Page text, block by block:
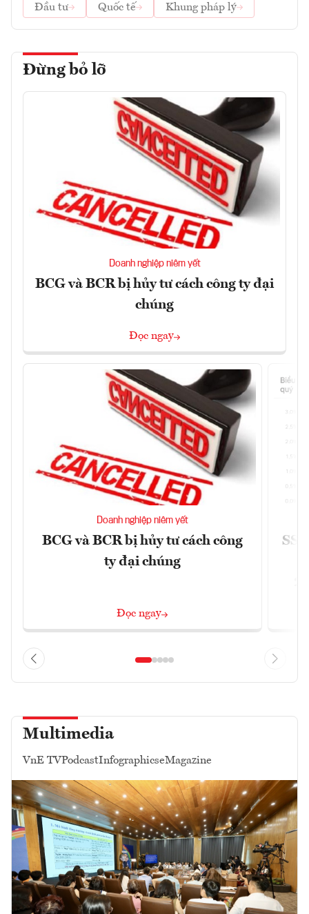
Đầu tư
Quốc tế Khung pháp lý
Đừng bỏ lỡ
Doanh nghiệp niêm yết
BCG và BCR bị hủy tư cách công ty đại
chúng
Đọc ngay
Doanh nghiệp niêm yết
BCG và BCR bị hủy tư cách công
ty đại chúng
Đọc ngay
SSI
Multimedia
VnE TVPodcastInfographicseMagazine